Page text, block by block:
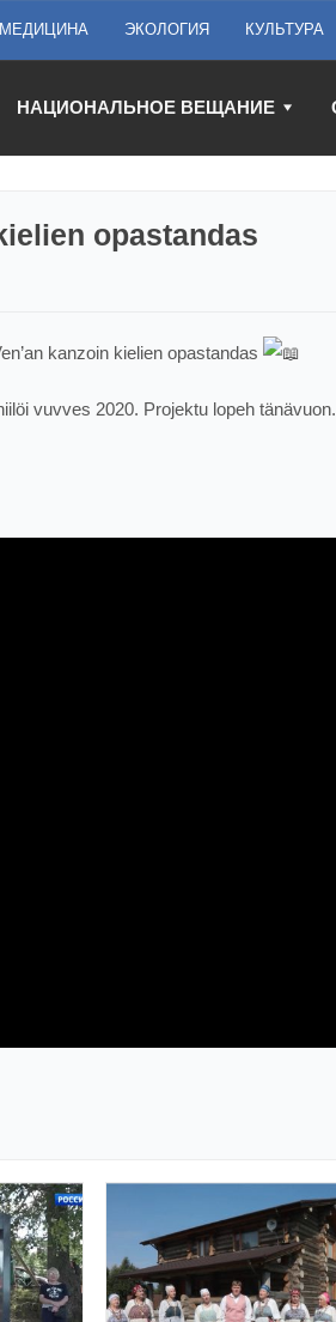
МЕДИЦИНА ЭКОЛОГИЯ КУЛЬТУРА
НАЦИОНАЛЬНОЕ ВЕЩАНИЕ
opastandas
kanzoin kielien opastandas
vuvves 2020. Projektu lopeh tänävuon.